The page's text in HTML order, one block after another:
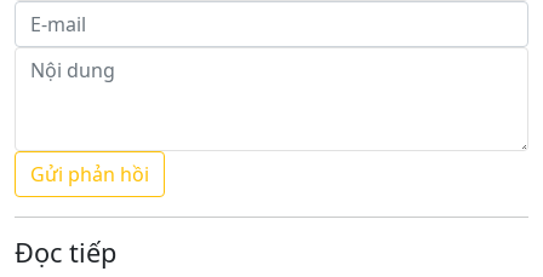
Đọc tiếp